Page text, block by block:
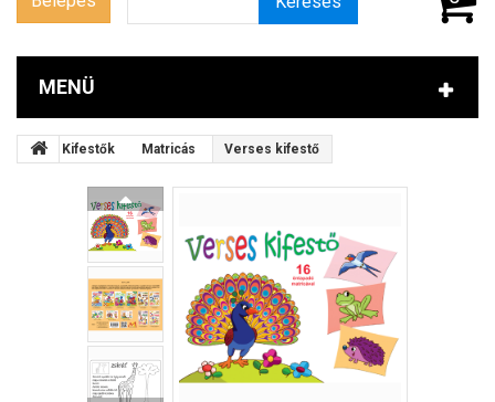
MENÜ
Kifestők Matricás Verses kifestő